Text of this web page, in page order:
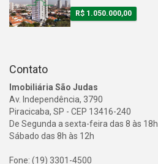
R$ 1.050.000,00
Contato
Imobiliária São Judas
Av. Independência, 3790
Piracicaba, SP - CEP 13416-240
De Segunda a sexta-feira das 8 às 18h
Sábado das 8h às 12h
Fone: (19) 3301-4500